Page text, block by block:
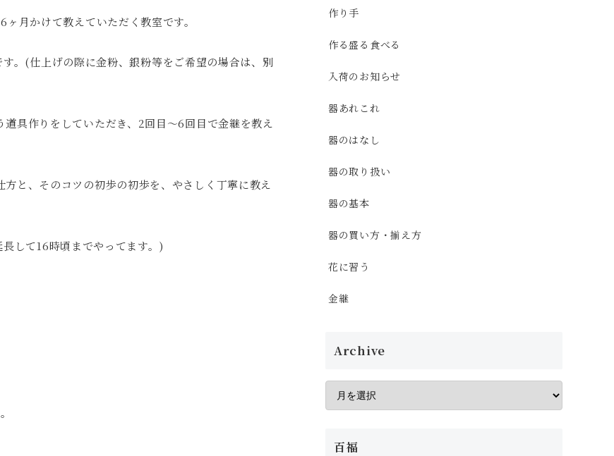
月かけて教えていただく教室です。
。(仕上げの際に金粉、銀粉等をご希望の場合は、別
具作りをしていただき、2回目〜6回目で金継を教え
と、そのコツの初歩の初歩を、やさしく丁寧に教え
して16時頃までやってます。)
作り手
作る盛る食べる
入荷のお知らせ
器あれこれ
器のはなし
器の取り扱い
器の基本
器の買い方・揃え方
花に習う
金継
Archive
百福